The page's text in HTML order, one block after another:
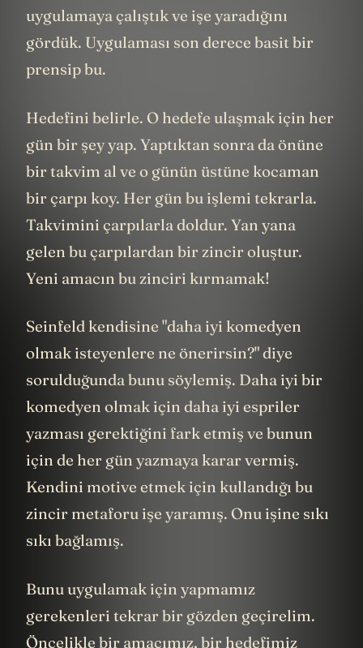
uygulamaya çalıştık ve işe yaradığını
gördük. Uygulaması son derece basit bir
prensip bu.
Hedefini belirle. O hedefe ulaşmak için her
gün bir şey yap. Yaptıktan sonra da önüne
bir takvim al ve o günün üstüne kocaman
bir çarpı koy. Her gün bu işlemi tekrarla.
Takvimini çarpılarla doldur. Yan yana
gelen bu çarpılardan bir zincir oluştur.
Yeni amacın bu zinciri kırmamak!
Seinfeld kendisine "daha iyi komedyen
olmak isteyenlere ne önerirsin?" diye
sorulduğunda bunu söylemiş. Daha iyi bir
komedyen olmak için daha iyi espriler
yazması gerektiğini fark etmiş ve bunun
için de her gün yazmaya karar vermiş.
Kendini motive etmek için kullandığı bu
zincir metaforu işe yaramış. Onu işine sıkı
sıkı bağlamış.
Bunu uygulamak için yapmamız
gerekenleri tekrar bir gözden geçirelim.
Öncelikle bir amacımız, bir hedefimiz